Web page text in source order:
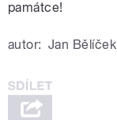
památce!
autor: Jan Bělíček